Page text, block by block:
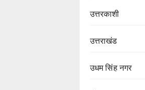
उत्तरकाशी
उत्तराखंड
उधम सिंह नगर